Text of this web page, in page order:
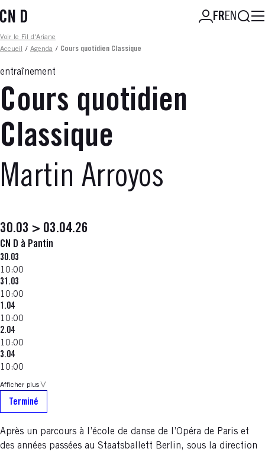
au
principal
FREN
Fil d'ariane
Voir le Fil d'Ariane
Accueil
/ Agenda / Cours quotidien Classique
entraînement
Cours quotidien
Classique
Martin Arroyos
30.03 > 03.04.26
CN D à Pantin
30.03
10:00
31.03
10:00
1.04
10:00
2.04
10:00
3.04
10:00
Afficher plus
Terminé
Après un parcours à l’école de danse de l’Opéra de Paris et
des années passées au Staatsballett Berlin, sous la direction